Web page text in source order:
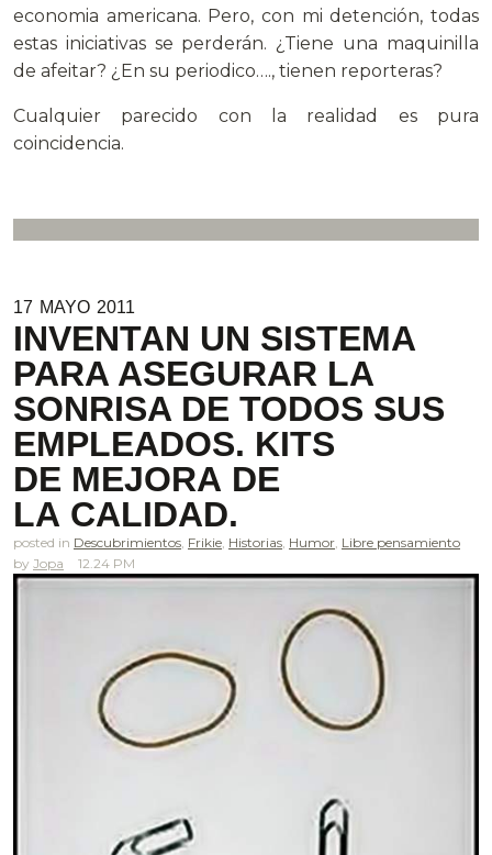
economia americana. Pero, con mi detención, todas
estas iniciativas se perderán. ¿Tiene una maquinilla
de afeitar? ¿En su periodico…., tienen reporteras?
Cualquier parecido con la realidad es pura
coincidencia.
17 MAYO 2011
INVENTAN UN SISTEMA
PARA ASEGURAR LA
SONRISA DE TODOS SUS
EMPLEADOS. KITS
DE MEJORA DE
LA CALIDAD.
posted in Descubrimientos Frikie Historias Humor Libre pensamiento
Jopa
12.24 PM